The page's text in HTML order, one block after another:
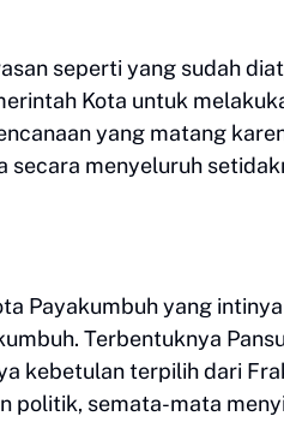
seperti yang sudah
Kota untuk
yang matang
secara menyeluruh
Payakumbuh yang
Terbentuknya
kebetulan terpilih dari
politik, semata-mata